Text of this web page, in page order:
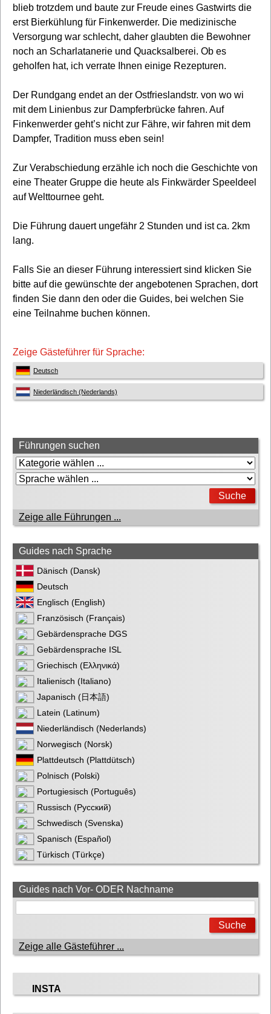
blieb trotzdem und baute zur Freude eines Gastwirts die
erst Bierkühlung für Finkenwerder. Die medizinische
Versorgung war schlecht, daher glaubten die Bewohner
noch an Scharlatanerie und Quacksalberei. Ob es
geholfen hat, ich verrate Ihnen einige Rezepturen.
Der Rundgang endet an der Ostfrieslandstr. von wo wi
mit dem Linienbus zur Dampferbrücke fahren. Auf
Finkenwerder geht’s nicht zur Fähre, wir fahren mit dem
Dampfer, Tradition muss eben sein!
Zur Verabschiedung erzähle ich noch die Geschichte von
eine Theater Gruppe die heute als Finkwärder Speeldeel
auf Welttournee geht.
Die Führung dauert ungefähr 2 Stunden und ist ca. 2km
lang.
Falls Sie an dieser Führung interessiert sind klicken Sie
bitte auf die gewünschte der angebotenen Sprachen, dort
finden Sie dann den oder die Guides, bei welchen Sie
eine Teilnahme buchen können.
Zeige Gästeführer für Sprache:
Deutsch
Niederländisch (Nederlands)
Navigation
Führungen suchen
Zeige alle Führungen ...
Guides nach Sprache
Dänisch (Dansk)
Deutsch
Englisch (English)
Französisch (Français)
Gebärdensprache DGS
Gebärdensprache ISL
Griechisch (Ελληνικά)
Italienisch (Italiano)
Japanisch (日本語)
Latein (Latinum)
Niederländisch (Nederlands)
Norwegisch (Norsk)
Plattdeutsch (Plattdütsch)
Polnisch (Polski)
Portugiesisch (Português)
Russisch (Русский)
Schwedisch (Svenska)
Spanisch (Español)
Türkisch (Türkçe)
Guides nach Vor- ODER Nachname
Zeige alle Gästeführer ...
INSTA